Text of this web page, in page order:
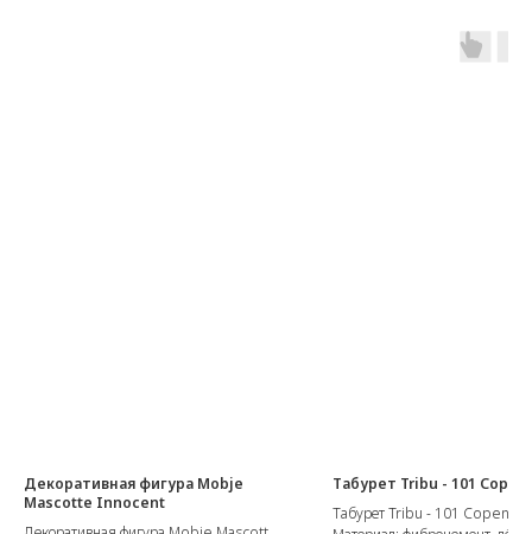
Декоративная фигура Mobje
Mascotte Innocent
Табурет Tribu - 101
Табурет Tribu - 101